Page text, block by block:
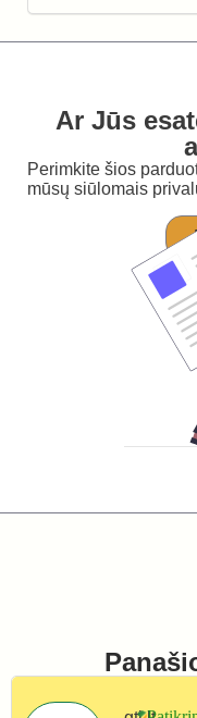
Ar Jūs
Perimkite šios
mūsų siūlomais